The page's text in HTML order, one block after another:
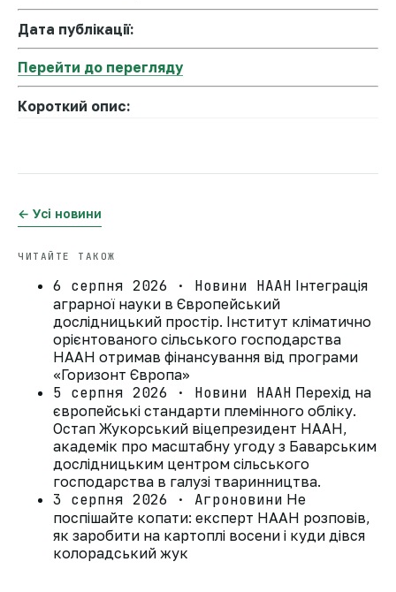
Дата публікації:
Перейти до перегляду
Короткий опис:
← Усі новини
ЧИТАЙТЕ ТАКОЖ
6 серпня 2026 · Новини НААН Інтеграція
аграрної науки в Європейський
дослідницький простір. Інститут кліматично
орієнтованого сільського господарства
НААН отримав фінансування від програми
«Горизонт Європа»
5 серпня 2026 · Новини НААН Перехід на
європейські стандарти племінного обліку.
Остап Жукорський віцепрезидент НААН,
академік про масштабну угоду з Баварським
дослідницьким центром сільського
господарства в галузі тваринництва.
3 серпня 2026 · Агроновини Не
поспішайте копати: експерт НААН розповів,
як заробити на картоплі восени і куди дівся
колорадський жук